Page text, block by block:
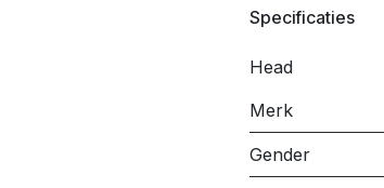
Specificaties
Head
Merk
Gender